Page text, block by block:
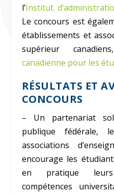
l’Institut
Le concours est
établissements et
supérieur
canadienne pour les
RÉSULTATS ET
CONCOURS
– Un partenariat
publique fédérale,
associations
encourage les
en pratique
compétences